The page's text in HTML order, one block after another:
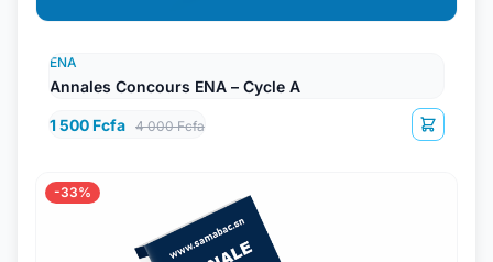
ENA
Annales Concours ENA – Cycle A
1 500 Fcfa 4 000 Fcfa
-33%